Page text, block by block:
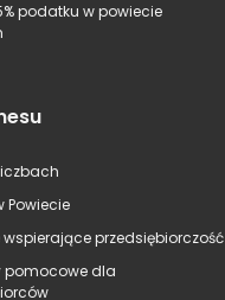
podatku w powiecie
Powiecie
przedsiębiorczość
pomocowe dla